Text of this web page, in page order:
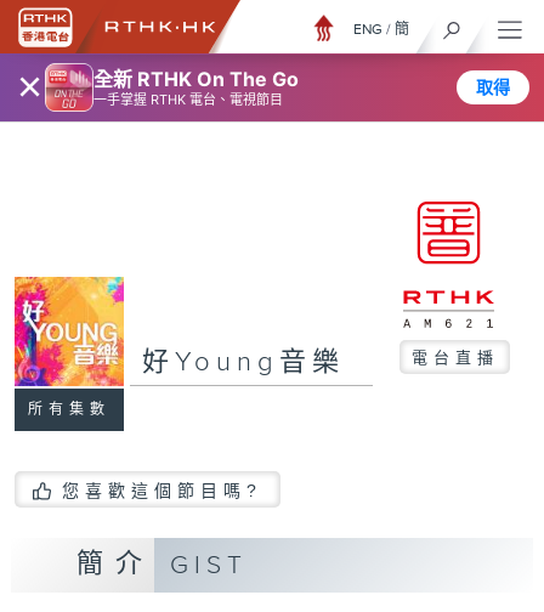
× 全新 RTHK On The Go
一手掌握 RTHK 電台、電視節目
取得
ENG / 簡
所有集數
好Young音樂 電台直播
您喜歡這個節目嗎?
簡介 GIST